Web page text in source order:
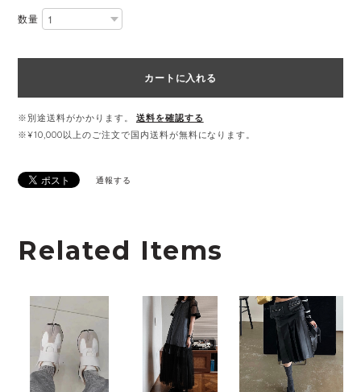
数量
カートに入れる
※別途送料がかかります。
送料を確認する
※¥10,000以上のご注文で国内送料が無料になります。
通報する
Related Items